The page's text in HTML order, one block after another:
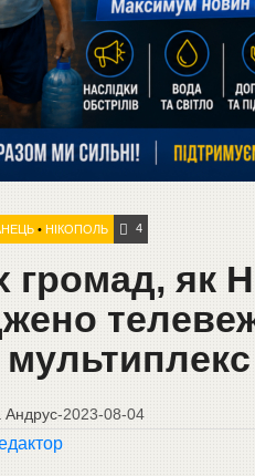
• НІКОПОЛЬ 4
громад, як
Андрус-2023-08-04